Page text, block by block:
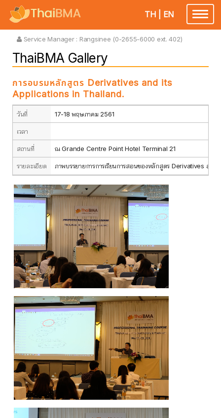
Toggle
TH EN
Service Manager : Rangsinee (0-2655-6000 ext. 402)
ThaiBMA Gallery
การอบรมหลักสูตร Derivatives and its
Applications in Thailand.
วันที่ 17-18 พฤษภาคม 2561
เวลา
สถานที่ ณ Grande Centre Point Hotel Terminal 21
รายละเอียด ภาพบรรยายการการเรียนการสอนของหลักสูตร Derivatives